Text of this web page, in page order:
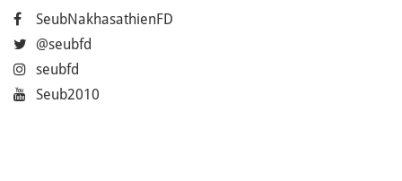
SeubNakhasathienFD
@seubfd
seubfd
Seub2010